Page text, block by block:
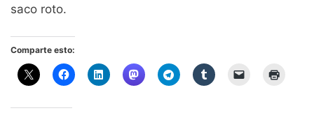
saco roto.
Comparte esto: